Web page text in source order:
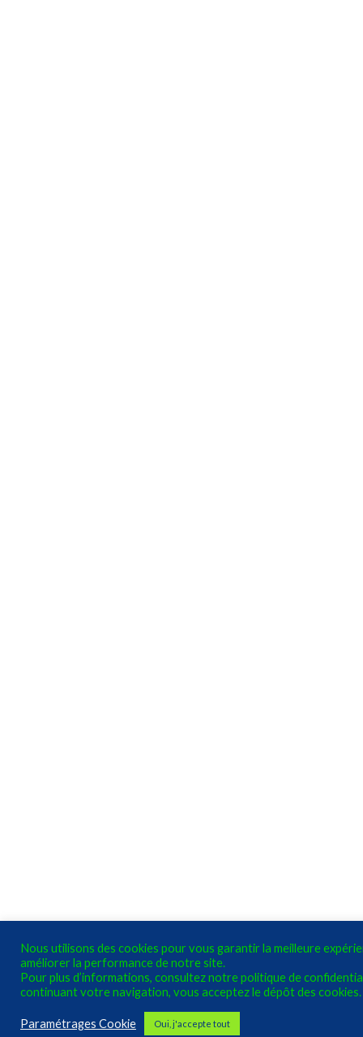
Nous utilisons des cookies pour vous garantir la meilleure
améliorer la performance de notre site.
Pour plus d’informations, consultez notre politique de
continuant votre navigation, vous acceptez le dépôt des cookies.
Paramétrages Cookie Oui, j'accepte tout